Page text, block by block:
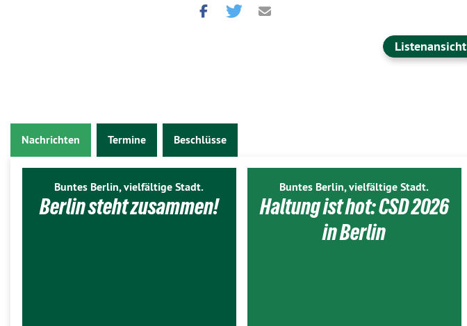
Listenansicht
Nachrichten Termine Beschlüsse
Buntes Berlin, vielfältige Stadt.
Berlin steht zusammen!
Buntes Berlin, vielfältige Stadt.
Haltung ist hot: CSD 2026
in Berlin